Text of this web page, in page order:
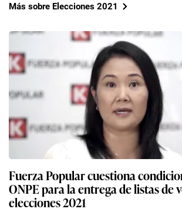
Más sobre Elecciones 2021
Fuerza Popular cuestiona
ONPE para la entrega de listas de
elecciones 2021